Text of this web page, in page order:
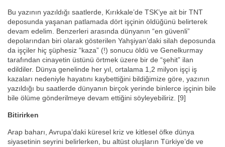
Bu yazının yazıldığı saatlerde, Kırıkkale’de TSK’ye ait bir TNT
deposunda yaşanan patlamada dört işçinin öldüğünü belirterek
devam edelim. Benzerleri arasında dünyanın “en güvenli”
depolarından biri olarak gösterilen Yahşiyan’daki silah deposunda
da işçiler hiç şüphesiz “kaza” (!) sonucu öldü ve Genelkurmay
tarafından cinayetin üstünü örtmek üzere bir de “şehit” ilan
edildiler. Dünya genelinde her yıl, ortalama 1,2 milyon işçi iş
kazaları nedeniyle hayatını kaybettiğini bildiğimize göre, yazının
yazıldığı bu saatlerde dünyanın birçok yerinde binlerce işçinin bile
bile ölüme gönderilmeye devam ettiğini söyleyebiliriz. [9]
Bitirirken
Arap baharı, Avrupa’daki küresel kriz ve kitlesel öfke dünya
siyasetinin seyrini belirlerken, bu altüst oluşların Türkiye’de ve